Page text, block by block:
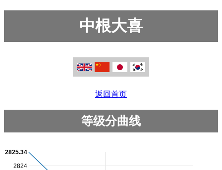
中根大喜
返回首页
等级分曲线
2824
2825.34